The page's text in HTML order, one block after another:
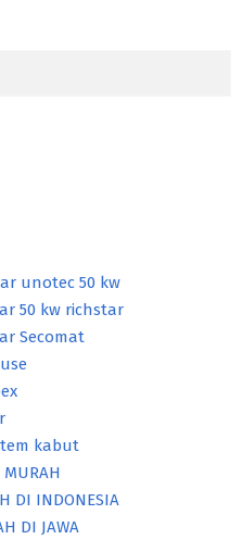
unotec 50 kw
50 kw richstar
Secomat
kabut
MURAH
DI INDONESIA
DI JAWA